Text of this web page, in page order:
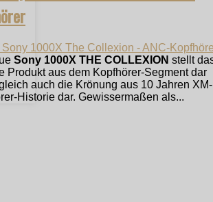
Sony 1000X THE COLLEXION stellt
Produkt aus dem Kopfhörer-Segment dar
auch die Krönung aus 10 Jahren XM-
Historie dar. Gewissermaßen als...